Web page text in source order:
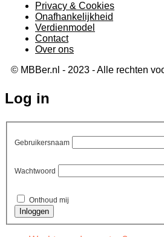
Privacy & Cookies
Onafhankelijkheid
Verdienmodel
Contact
Over ons
© MBBer.nl - 2023 - Alle rechten
Log in
Gebruikersnaam
Wachtwoord
Onthoud mij